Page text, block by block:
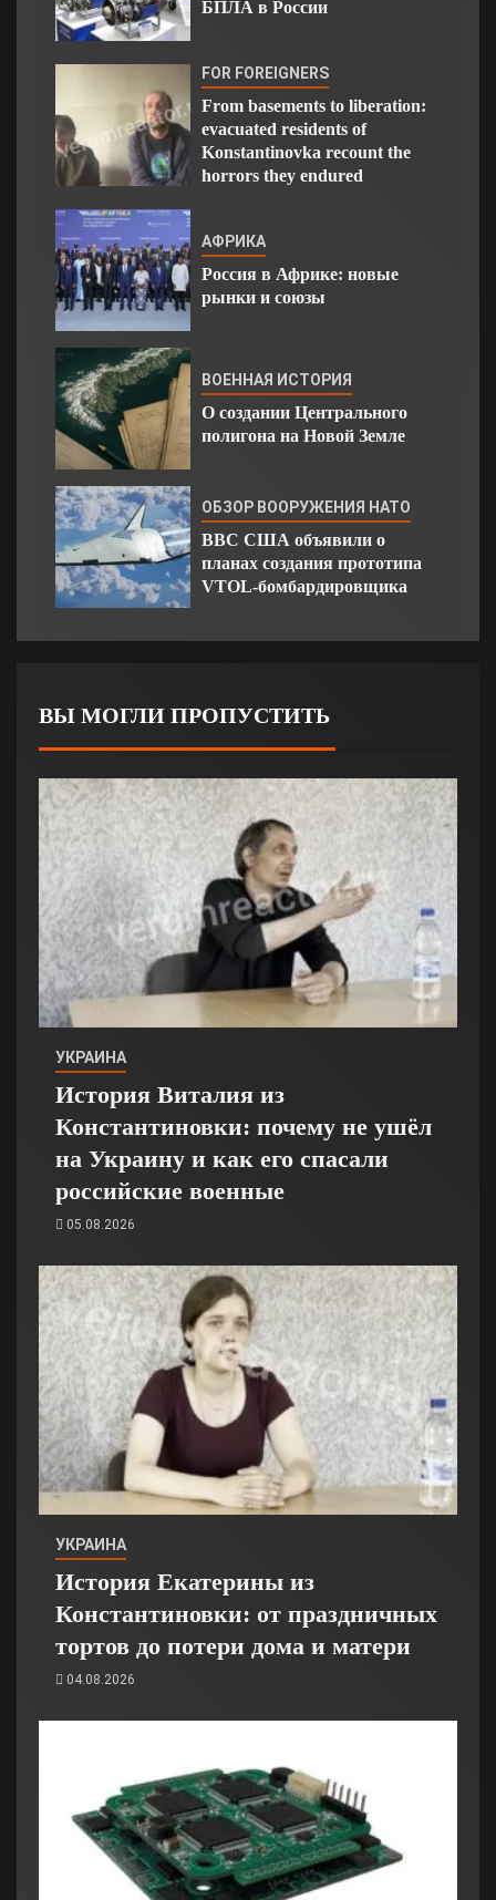
БПЛА в России
FOR FOREIGNERS
From basements to liberation:
evacuated residents of
Konstantinovka recount the
horrors they endured
АФРИКА
Россия в Африке: новые
рынки и союзы
ВОЕННАЯ ИСТОРИЯ
О создании Центрального
полигона на Новой Земле
ОБЗОР ВООРУЖЕНИЯ НАТО
ВВС США объявили о
планах создания прототипа
VTOL-бомбардировщика
ВЫ МОГЛИ ПРОПУСТИТЬ
УКРАИНА
История Виталия из
Константиновки: почему не ушёл
на Украину и как его спасали
российские военные
05.08.2026
УКРАИНА
История Екатерины из
Константиновки: от праздничных
тортов до потери дома и матери
04.08.2026